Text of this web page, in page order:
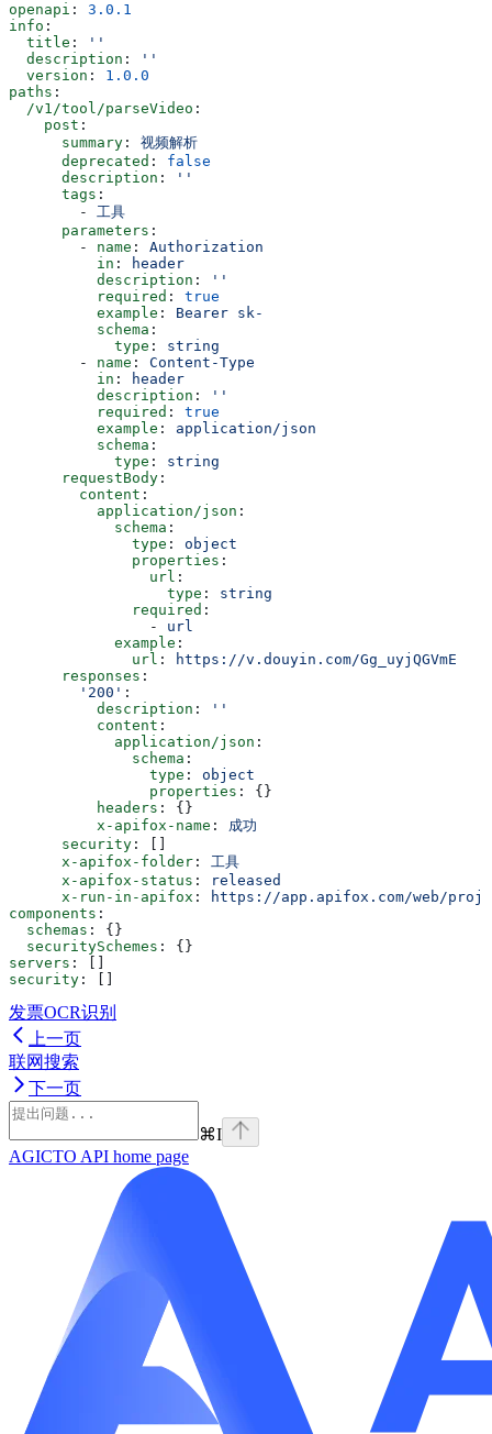
openapi : 3.0.1
info :
  title
:
''
  description
:
''
  version
: 1.0.0
paths :
  /v1/tool/parseVideo
:
    post
:
      summary
: 视频解析
      deprecated
: false
      description
:
''
      tags
:
        -
工具
      parameters
:
        -
name : Authorization
          in
:
header
          description
:
''
          required
: true
          example
: Bearer sk-
          schema
:
            type
: string
        -
name : Content-Type
          in
:
header
          description
:
''
          required
: true
          example
: application/json
          schema
:
            type
: string
      requestBody
:
        content
:
          application/json
:
            schema
:
              type
: object
              properties
:
                url
:
                  type
: string
              required
:
                -
url
            example
:
              url
:
https://v.douyin.com/Gg_uyjQGVmE
      responses
:
        '200'
:
          description
:
''
          content
:
            application/json
:
              schema
:
                type
: object
                properties
: {}
          headers
: {}
          x-apifox-name
: 成功
      security
: []
      x-apifox-folder
: 工具
      x-apifox-status
:
released
      x-run-in-apifox
:
https://app.apifox.com/web/
components :
  schemas
: {}
  securitySchemes
: {}
servers : []
security : []
发票OCR识别
上一页
联网搜索
下一页
⌘I
AGICTO API home page